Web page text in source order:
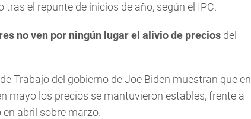
tras el repunte de inicios de año, según el IPC.
no ven por ningún lugar el aliviode precios del
Trabajo del gobierno de Joe Biden muestran que en
mayo los precios se mantuvieron estables, frente a
en abril sobre marzo.